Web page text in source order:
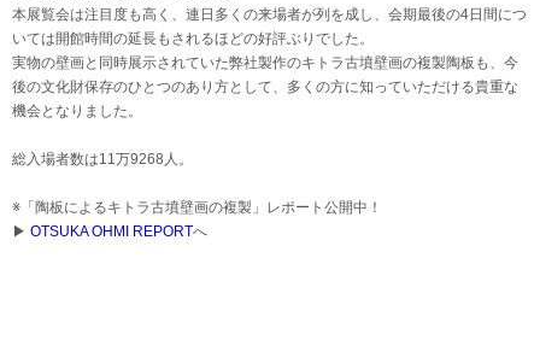
本展覧会は注目度も高く、連日多くの来場者が列を成し、会期最後の4日間につ
いては開館時間の延長もされるほどの好評ぶりでした。
実物の壁画と同時展示されていた弊社製作のキトラ古墳壁画の複製陶板も、今
後の文化財保存のひとつのあり方として、多くの方に知っていただける貴重な
機会となりました。
総入場者数は11万9268人。
※「陶板によるキトラ古墳壁画の複製」レポート公開中！
▶ OTSUKA OHMI REPORTへ